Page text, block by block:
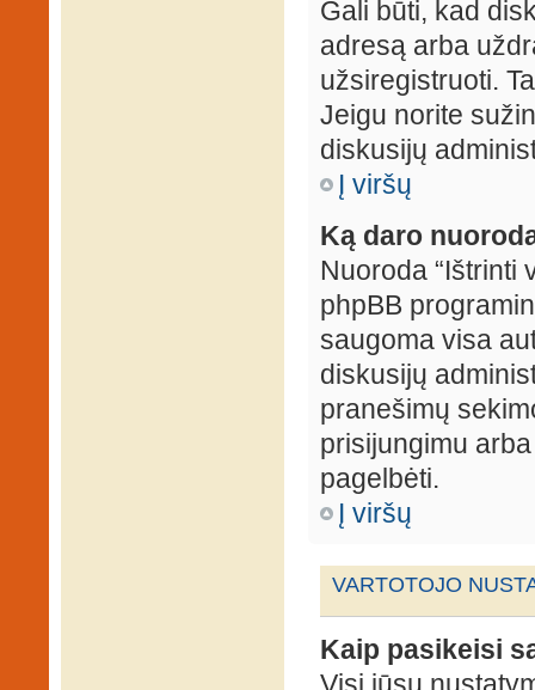
Gali būti, kad
adresą arba
užsiregistruoti.
Jeigu norite
diskusijų
Į viršų
Ką daro
Nuoroda “Ištrinti
phpBB
saugoma visa
diskusijų
pranešimų
prisijungimu
pagelbėti.
Į viršų
VARTOTOJO
Kaip pasikeisi
Visi jūsų